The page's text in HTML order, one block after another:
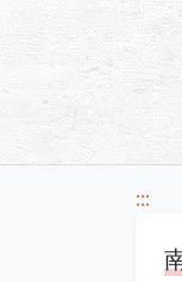
:::